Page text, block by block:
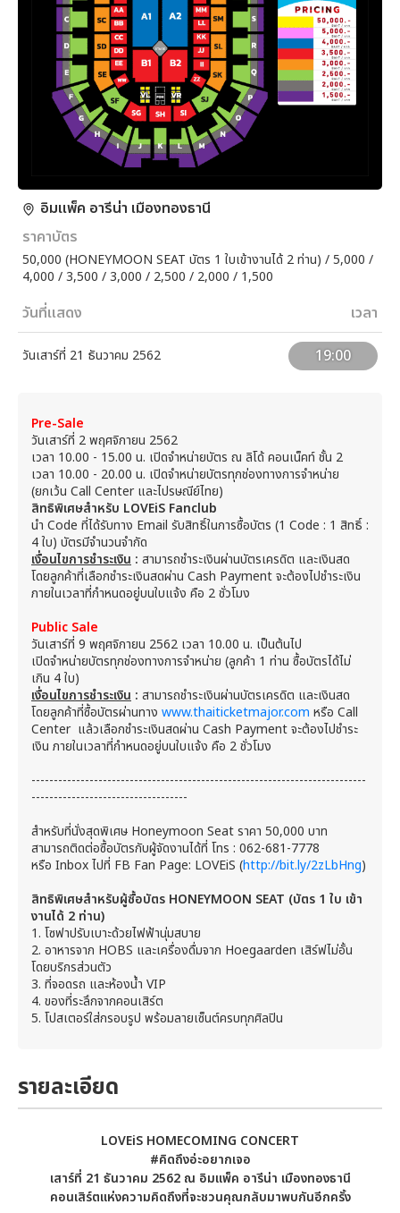
อิมแพ็ค อารีน่า เมืองทองธานี
ราคาบัตร
50,000 (HONEYMOON SEAT บัตร 1 ใบเข้างานได้ 2 ท่าน) / 5,000 /
4,000 / 3,500 / 3,000 / 2,500 / 2,000 / 1,500
วันที่แสดง เวลา
วันเสาร์ที่ 21 ธันวาคม 2562 19:00
Pre-Sale
วันเสาร์ที่ 2 พฤศจิกายน 2562
เวลา 10.00 - 15.00 น. เปิดจำหน่ายบัตร ณ ลิโด้ คอนเน็คท์ ชั้น 2
เวลา 10.00 - 20.00 น. เปิดจำหน่ายบัตรทุกช่องทางการจำหน่าย
(ยกเว้น Call Center และไปรษณีย์ไทย)
สิทธิพิเศษสำหรับ LOVEiS Fanclub
นำ Code ที่ได้รับทาง Email รับสิทธิ์ในการซื้อบัตร (1 Code : 1 สิทธิ์ :
4 ใบ) บัตรมีจำนวนจำกัด
เงื่อนไขการชำระเงิน : สามารถชำระเงินผ่านบัตรเครดิต และเงินสด
โดยลูกค้าที่เลือกชำระเงินสดผ่าน Cash Payment จะต้องไปชำระเงิน
ภายในเวลาที่กำหนดอยู่บนใบแจ้ง คือ 2 ชั่วโมง
Public Sale
วันเสาร์ที่ 9 พฤศจิกายน 2562 เวลา 10.00 น. เป็นต้นไป
เปิดจำหน่ายบัตรทุกช่องทางการจำหน่าย (ลูกค้า 1 ท่าน ซื้อบัตรได้ไม่
เกิน 4 ใบ)
เงื่อนไขการชำระเงิน : สามารถชำระเงินผ่านบัตรเครดิต และเงินสด
โดยลูกค้าที่ซื้อบัตรผ่านทาง www.thaiticketmajor.com หรือ Call
Center แล้วเลือกชำระเงินสดผ่าน Cash Payment จะต้องไปชำระ
เงิน ภายในเวลาที่กำหนดอยู่บนใบแจ้ง คือ 2 ชั่วโมง
---------------------------------------------------------------------------
-----------------------------------
สำหรับที่นั่งสุดพิเศษ Honeymoon Seat ราคา 50,000 บาท
สามารถติดต่อซื้อบัตรกับผู้จัดงานได้ที่ โทร : 062-681-7778
หรือ Inbox ไปที่ FB Fan Page: LOVEiS (http://bit.ly/2zLbHng)
สิทธิพิเศษสำหรับผู้ซื้อบัตร HONEYMOON SEAT (บัตร 1 ใบ เข้า
งานได้ 2 ท่าน)
1. โซฟาปรับเบาะด้วยไฟฟ้านุ่มสบาย
2. อาหารจาก HOBS และเครื่องดื่มจาก Hoegaarden เสิร์ฟไม่อั้น
โดยบริกรส่วนตัว
3. ที่จอดรถ และห้องน้ำ VIP
4. ของที่ระลึกจากคอนเสิร์ต
5. โปสเตอร์ใส่กรอบรูป พร้อมลายเซ็นต์ครบทุกศิลปิน
รายละเอียด
LOVEiS HOMECOMING CONCERT
#คิดถึงอ่ะอยากเจอ
เสาร์ที่ 21 ธันวาคม 2562 ณ อิมแพ็ค อารีน่า เมืองทองธานี
คอนเสิร์ตแห่งความคิดถึงที่จะชวนคุณกลับมาพบกันอีกครั้ง